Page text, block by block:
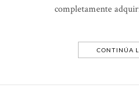
completamente
CONTINÚA